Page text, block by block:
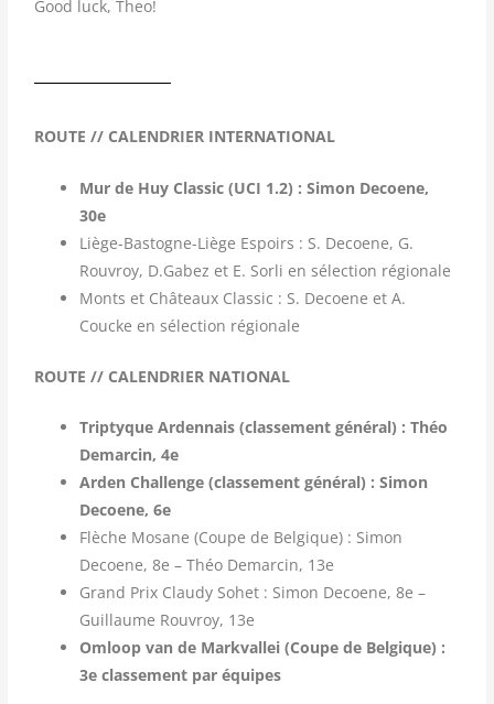
Good luck, Theo!
ROUTE // CALENDRIER INTERNATIONAL
Mur de Huy Classic (UCI 1.2) : Simon Decoene,
30e
Liège-Bastogne-Liège Espoirs : S. Decoene, G.
Rouvroy, D.Gabez et E. Sorli en sélection régionale
Monts et Châteaux Classic : S. Decoene et A.
Coucke en sélection régionale
ROUTE // CALENDRIER NATIONAL
Triptyque Ardennais (classement général) : Théo
Demarcin, 4e
Arden Challenge (classement général) : Simon
Decoene, 6e
Flèche Mosane (Coupe de Belgique) : Simon
Decoene, 8e – Théo Demarcin, 13e
Grand Prix Claudy Sohet : Simon Decoene, 8e –
Guillaume Rouvroy, 13e
Omloop van de Markvallei (Coupe de Belgique) :
3e classement par équipes